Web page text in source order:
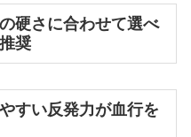
硬さに合わせて選べ
奨
すい反発力が血行を